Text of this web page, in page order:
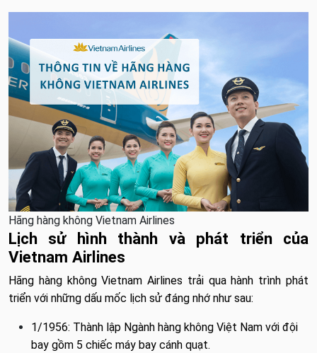
Hãng hàng không Vietnam Airlines
Lịch sử hình thành và phát triển của
Vietnam Airlines
Hãng hàng không Vietnam Airlines trải qua hành trình phát
triển với những dấu mốc lịch sử đáng nhớ như sau:
1/1956: Thành lập Ngành hàng không Việt Nam với đội
bay gồm 5 chiếc máy bay cánh quạt.